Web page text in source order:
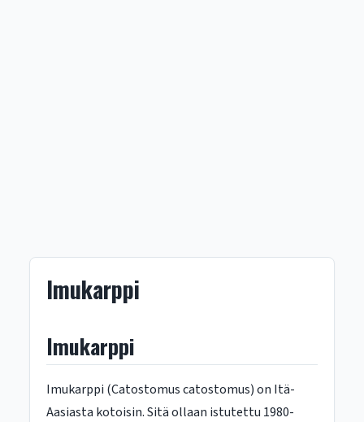
Imukarppi
Imukarppi
Imukarppi (Catostomus catostomus) on Itä-
Aasiasta kotoisin. Sitä ollaan istutettu 1980-